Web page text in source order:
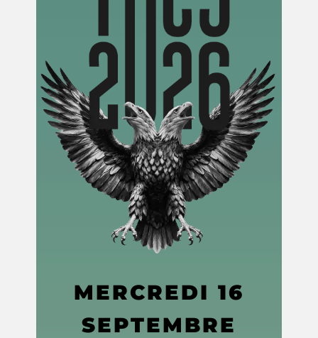
MERCREDI 16
SEPTEMBRE